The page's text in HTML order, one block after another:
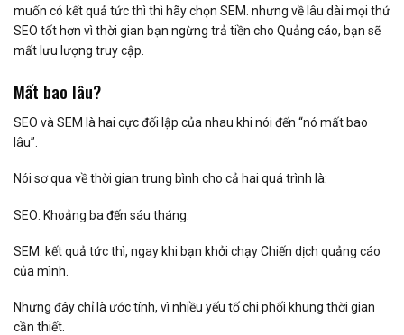
muốn có kết quả tức thì thì hãy chọn SEM. nhưng về lâu dài mọi thứ
SEO tốt hơn vì thời gian bạn ngừng trả tiền cho Quảng cáo, bạn sẽ
mất lưu lượng truy cập.
Mất bao lâu?
SEO và SEM là hai cực đối lập của nhau khi nói đến “nó mất bao
lâu”.
Nói sơ qua về thời gian trung bình cho cả hai quá trình là:
SEO: Khoảng ba đến sáu tháng.
SEM: kết quả tức thì, ngay khi bạn khởi chạy Chiến dịch quảng cáo
của mình.
Nhưng đây chỉ là ước tính, vì nhiều yếu tố chi phối khung thời gian
cần thiết.